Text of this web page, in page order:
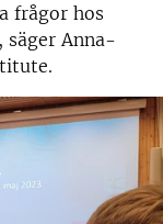
frågor hos
säger Anna-